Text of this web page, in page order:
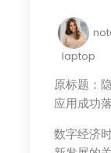
laptop
原标题：
应用成功
数字经济